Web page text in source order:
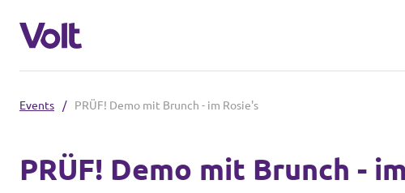
Volt in Nordrhein-Westfalen
Website von Volt NRW
Events / PRÜF! Demo mit Brunch - im Rosie's
PRÜF! Demo mit Brunch -